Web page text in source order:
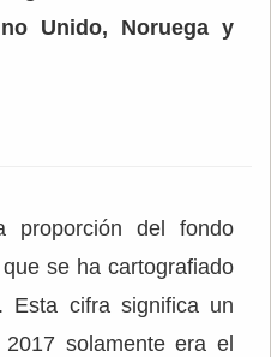
Unido, Noruega y
del fondo
se ha cartografiado
Esta cifra significa un
solamente era el